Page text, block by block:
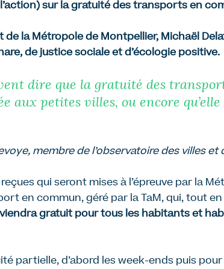
sur la gratuité des transports en
de la Métropole de Montpellier, Michaël
de justice sociale et d’écologie positive.
dire que la gratuité des
aux petites villes, ou encore
membre de l’observatoire des villes
qui seront mises à l’épreuve par la
en commun, géré par la TaM, qui, tout
gratuit pour tous les habitants et
partielle, d’abord les week-ends puis pour